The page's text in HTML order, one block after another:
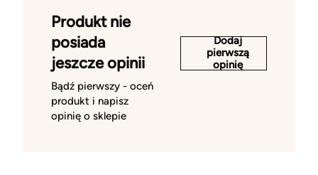
Produkt nie
posiada
jeszcze opinii
Bądź pierwszy - oceń
produkt i napisz
opinię o sklepie
Dodaj
pierwszą
opinię